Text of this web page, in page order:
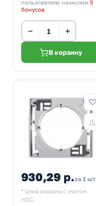
пользователю начислим 5
бонусов
− +
В корзину
930,29 р.за 1 шт
* цена указана с учетом
НДС.